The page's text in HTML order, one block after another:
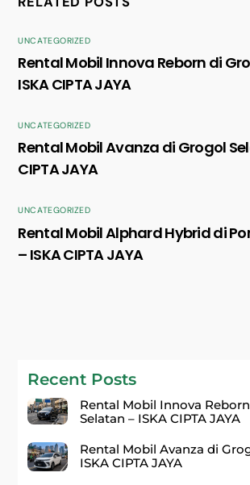
UNCATEGORIZED
Rental Mobil Innova Reborn di
ISKA CIPTA JAYA
UNCATEGORIZED
Rental Mobil Avanza di Grogol
CIPTA JAYA
UNCATEGORIZED
Rental Mobil Alphard Hybrid di
– ISKA CIPTA JAYA
Recent Posts
Rental Mobil Innova
Selatan – ISKA CIPTA JAYA
Rental Mobil Avanza di
ISKA CIPTA JAYA